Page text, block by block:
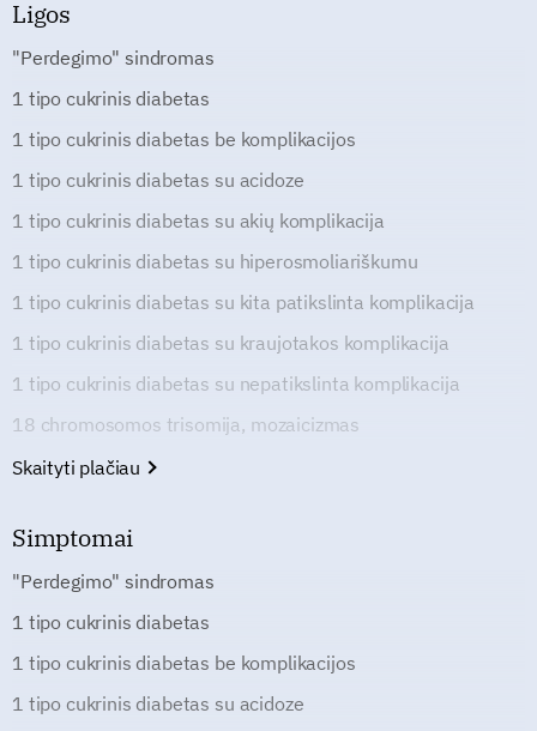
Ligos
"Perdegimo" sindromas
1 tipo cukrinis diabetas
1 tipo cukrinis diabetas be komplikacijos
1 tipo cukrinis diabetas su acidoze
1 tipo cukrinis diabetas su akių komplikacija
1 tipo cukrinis diabetas su hiperosmoliariškumu
1 tipo cukrinis diabetas su kita patikslinta komplikacija
1 tipo cukrinis diabetas su kraujotakos komplikacija
1 tipo cukrinis diabetas su nepatikslinta komplikacija
18 chromosomos trisomija, mozaicizmas
Skaityti plačiau
Simptomai
"Perdegimo" sindromas
1 tipo cukrinis diabetas
1 tipo cukrinis diabetas be komplikacijos
1 tipo cukrinis diabetas su acidoze